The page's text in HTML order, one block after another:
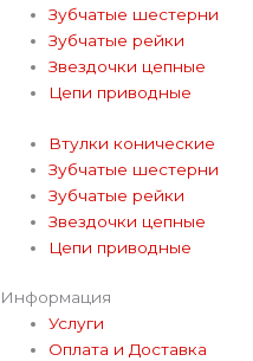
Зубчатые шестерни
Зубчатые рейки
Звездочки цепные
Цепи приводные
Втулки конические
Зубчатые шестерни
Зубчатые рейки
Звездочки цепные
Цепи приводные
Информация
Услуги
Оплата и Доставка